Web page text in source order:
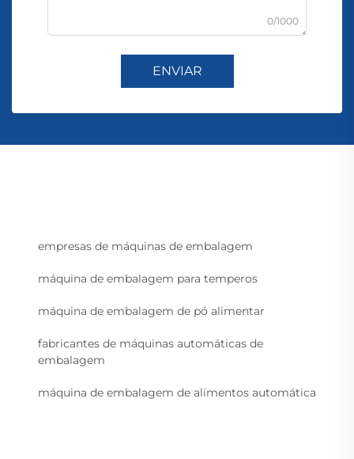
0/1000
ENVIAR
empresas de máquinas de embalagem
máquina de embalagem para temperos
máquina de embalagem de pó alimentar
fabricantes de máquinas automáticas de
embalagem
máquina de embalagem de alimentos automática